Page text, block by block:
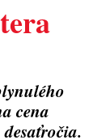
cena